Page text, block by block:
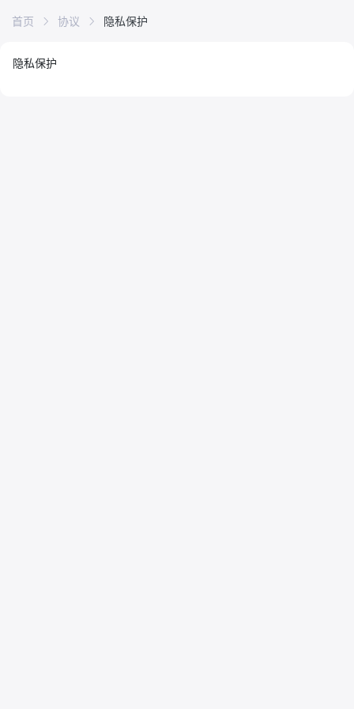
首页 协议 隐私保护
隐私保护